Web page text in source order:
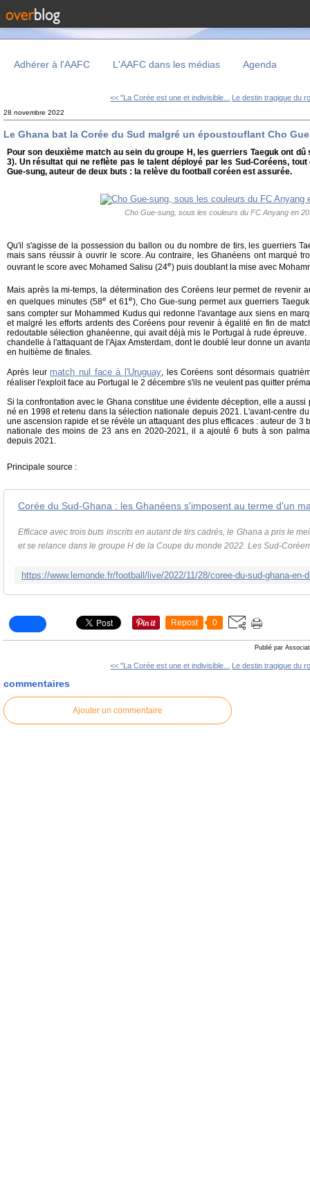
Adhérer à l'AAFC L'AAFC dans les médias Agenda
<< "La Corée est une et indivisible... Le destin tragique du
28 novembre 2022
Le Ghana bat la Corée du Sud malgré un époustouflant Cho
Pour son deuxième match au sein du groupe H, les guerriers Taeguk ont
3). Un résultat qui ne reflète pas le talent déployé par les Sud-Coréens,
Gue-sung, auteur de deux buts : la relève du football coréen est assurée.
Cho Gue-sung, sous les couleurs du FC Anyang en
Qu'il s'agisse de la possession du ballon ou du nombre de tirs, les guerriers
mais sans réussir à ouvrir le score. Au contraire, les Ghanéens ont marqué
ouvrant le score avec Mohamed Salisu (24e) puis doublant la mise avec
Mais après la mi-temps, la détermination des Coréens leur permet de revenir
en quelques minutes (58e et 61e), Cho Gue-sung permet aux guerriers
sans compter sur Mohammed Kudus qui redonne l'avantage aux siens en
et malgré les efforts ardents des Coréens pour revenir à égalité en fin de
redoutable sélection ghanéenne, qui avait déjà mis le Portugal à rude
chandelle à l'attaquant de l'Ajax Amsterdam, dont le doublé leur donne un
en huitième de finales.
Après leur match nul face à l'Uruguay, les Coréens sont désormais
réaliser l'exploit face au Portugal le 2 décembre s'ils ne veulent pas quitter
Si la confrontation avec le Ghana constitue une évidente déception, elle a
né en 1998 et retenu dans la sélection nationale depuis 2021. L'avant-centre
une ascension rapide et se révèle un attaquant des plus efficaces : auteur de 3
nationale des moins de 23 ans en 2020-2021, il a ajouté 6 buts à son
depuis 2021.
Principale source :
Corée du Sud-Ghana : les Ghanéens s'imposent au terme d'un
Efficace avec trois buts inscrits en autant de tirs cadrés, le Ghana a pris le
et se relance dans le groupe H de la Coupe du monde 2022. Les Sud-
Repost 0
Publié par
<< "La Corée est une et indivisible... Le destin tragique du
commentaires
Ajouter un commentaire